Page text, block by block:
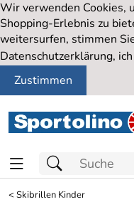
Wir verwenden Cookies,
Shopping-Erlebnis zu
weitersurfen, stimmen
Datenschutzerklärung,
Zustimmen
<Skibrillen Kinder